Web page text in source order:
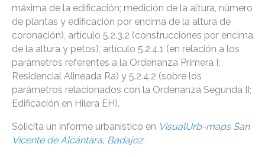
máxima de la edificación; medición de la altura, número
de plantas y edificación por encima de la altura de
coronación), artículo 5.2.3.2 (construcciones por encima
de la altura y petos), artículo 5.2.4.1 (en relación a los
parámetros referentes a la Ordenanza Primera I;
Residencial Alineada Ra) y 5.2.4.2 (sobre los
parámetros relacionados con la Ordenanza Segunda II;
Edificación en Hilera EH).
Solicita un informe urbanístico en VisualUrb-maps San
Vicente de Alcántara, Badajoz.